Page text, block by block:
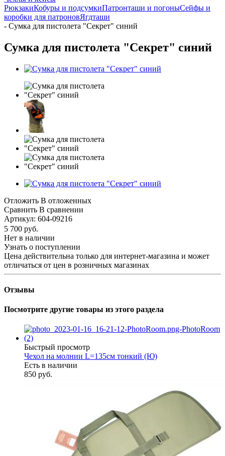
РюкзакиКобуры и подсумкиПатронташи и погоныСейфы и
коробки для патроновЯгдташи
- Сумка для пистолета "Секрет" синий
Сумка для пистолета "Секрет" синий
Отложить В отложенных
Сравнить В сравнении
Артикул: 604-09216
5 700 руб.
Нет в наличии
Узнать о поступлении
Цена действительна только для интернет-магазина и может
отличаться от цен в розничных магазинах
Отзывы
Посмотрите другие товары из этого раздела
Быстрый просмотр
Чехол на молнии L=135см тонкий (Ю)
Есть в наличии
850 руб.